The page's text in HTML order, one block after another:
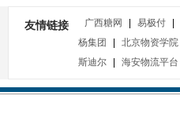
友情链接 广西糖网 易极付
杨集团
北京物资学院
斯迪尔
海安物流平台